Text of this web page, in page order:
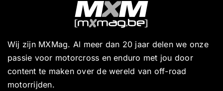
Wij zijn MXMag. Al meer dan 20 jaar delen we onze
passie voor motorcross en enduro met jou door
content te maken over de wereld van off-road
motorrijden.